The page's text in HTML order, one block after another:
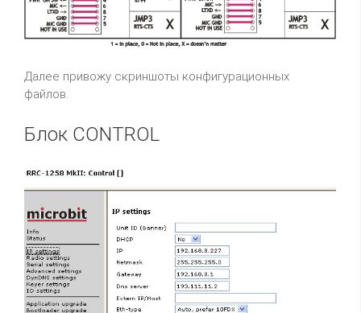
Далее привожу скриншоты конфигурационных
файлов.
Блок CONTROL